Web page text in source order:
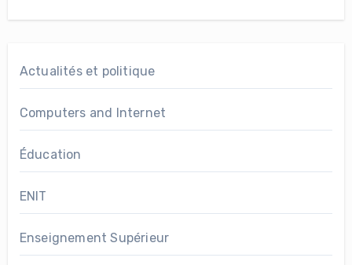
Actualités et politique
Computers and Internet
Éducation
ENIT
Enseignement Supérieur